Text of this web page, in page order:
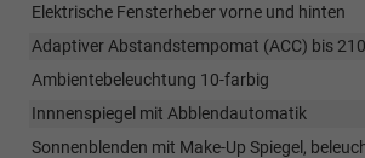
Elektrische Fensterheber vorne und hinten
Adaptiver Abstandstempomat (ACC) bis
Ambientebeleuchtung 10-farbig
Innnenspiegel mit Abblendautomatik
Sonnenblenden mit Make-Up Spiegel,